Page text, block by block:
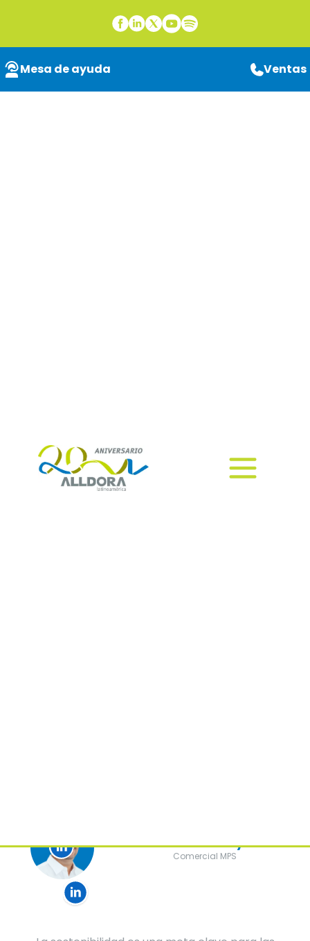
Mesa de ayuda Ventas
los sectores; por esta razón, la
gestión eficiente de los recursos y
Juan Carlos Ayala
Comercial MPS